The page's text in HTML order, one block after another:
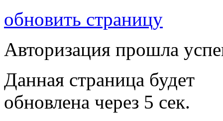
обновить страницу
Авторизация прошла
Данная страница будет
обновлена через 5 сек.